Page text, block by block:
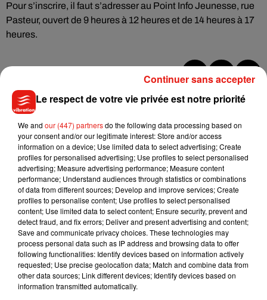
Pour s’inscrire, il faut s’adresser au Point Info Jeunesse, rue
Pasteur, ouvert de 9 heures à 12 heures et de 14 heures à 17
heures.
Musique
5 août 2026
Benny Blanco invite Selena Gomez et
Becky G sur son nouveau single
4 août 2026
Tiny Desk invite Charlie Puth pour une
live session solaire
Le respect de votre vie privée est notre priorité
We and our (447) partnersdo the following data processing based on
your consent and/or our legitimate interest: Store and/or access
information on a device; Use limited data to select advertising; Create
profiles for personalised advertising; Use profiles to select personalised
advertising; Measure advertising performance; Measure content
performance; Understand audiences through statistics or combinations
of data from different sources; Develop and improve services; Create
profiles to personalise content; Use profiles to select personalised
content; Use limited data to select content; Ensure security, prevent and
detect fraud, and fix errors; Deliver and present advertising and content;
Save and communicate privacy choices. These technologies may
process personal data such as IP address and browsing data to offer
following functionalities: Identify devices based on information actively
requested; Use precise geolocation data; Match and combine data from
other data sources; Link different devices; Identify devices based on
information transmitted automatically.
Continuer sans accepter